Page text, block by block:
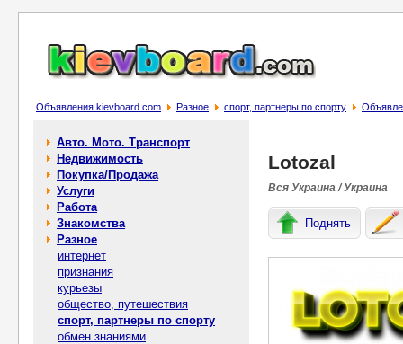
Объявления kievboard.com Разное спорт, партнеры по спорту
Авто. Мото. Транспорт
Недвижимость
Покупка/Продажа
Услуги
Работа
Знакомства
Разное
интернет
признания
курьезы
общество, путешествия
спорт, партнеры по спорту
обмен знаниями
Lotozal
Вся Украина / Украина
Поднять